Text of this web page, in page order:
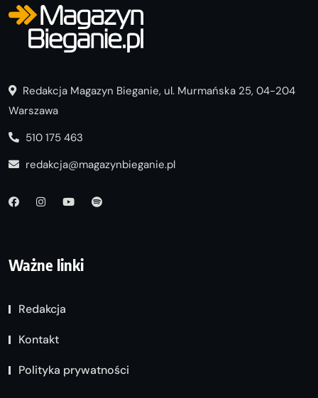
Redakcja Magazyn Bieganie, ul. Murmańska 25, 04-204
Warszawa
510 175 463
redakcja@magazynbieganie.pl
Ważne linki
Redakcja
Kontakt
Polityka prywatności